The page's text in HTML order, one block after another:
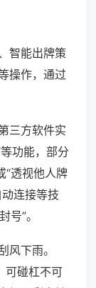
智能出牌策
操作，通过
三方软件实
功能，部分
“透视他人牌
连接等技
号”。
风下雨。
可碰杠不可